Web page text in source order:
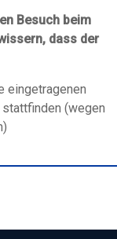
Besuch beim
dass der
eingetragenen
(wegen